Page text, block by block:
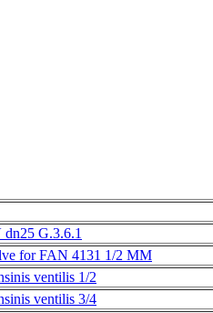
G.3.6.1
for FAN 4131 1/2 MM
ventilis 1/2
ventilis 3/4